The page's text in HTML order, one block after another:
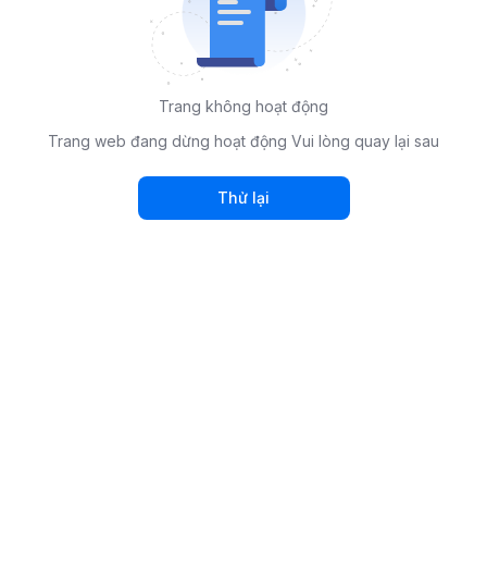
Trang không hoạt động
Trang web đang dừng hoạt động Vui lòng quay lại sau
Thử lại